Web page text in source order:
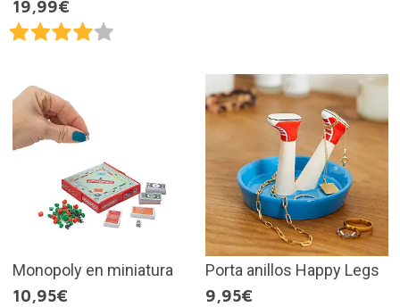
19,99€
Monopoly en miniatura
10,95€
Porta anillos Happy Legs
9,95€